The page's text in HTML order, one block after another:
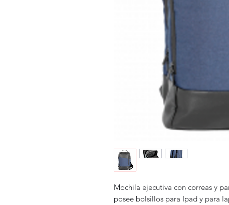
Mochila ejecutiva con correas y
posee bolsillos para Ipad y para